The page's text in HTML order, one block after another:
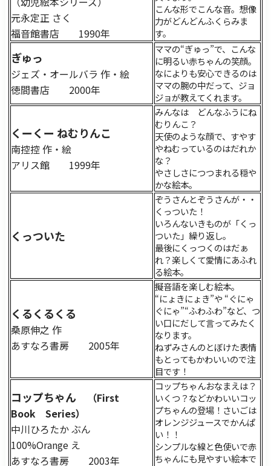
元永定正 さく
福音館書店 1990年
こんな形でこんな音。想像
力がどんどんふくらみま
す。
ぎゅっ
ジェズ・オールバラ 作・絵
徳間書店 2000年
ママの“ぎゅっ”で、こんな
に明るい赤ちゃんの笑顔。
なによりも安心できるのは
ママの腕の中だって、ジョ
ジョが教えてくれます。
くーくー ねむりんこ
南控控 作・絵
アリス館 1999年
みんなは どんなふうにね
むりんこ？
天使のような顔で、すやす
やねむっているのはだれか
な？
やさしさにつつまれる穏や
かな絵本。
くっついた
ぞうさんとぞうさんが・・
くっついた！
いろんないきものが「くっ
ついた」繰り返し。
最後にくっつくのはだぁ
れ？楽しくて愛情にあふれ
る絵本。
くるくるくる
桑原伸之 作
あすなろ書房 2005年
擬音語を楽しむ絵本。
“にょきにょき”や “ぐにゃ
ぐにゃ”“ふわふわ”など、つ
い口にだして言ってみたく
なります。
ねずみさんのとぼけた表情
もとってもかわいいので注
目です！
コップちゃん
（First
Book Series）
中川ひろたか ぶん
100%Orange え
あすなろ書房 2003年
コップちゃんおなまえは？
いくつ？などかわいいコッ
プちゃんの登場！さいごは
オレンジジュースでかんぱ
い！！
シンプルな線と色使いで赤
ちゃんにも見やすい絵本で